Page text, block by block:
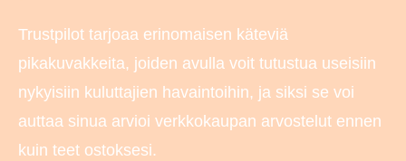
Trustpilot tarjoaa erinomaisen käteviä
pikakuvakkeita, joiden avulla voit tutustua useisiin
nykyisiin kuluttajien havaintoihin, ja siksi se voi
auttaa sinua arvioi verkkokaupan arvostelut ennen
kuin teet ostoksesi.